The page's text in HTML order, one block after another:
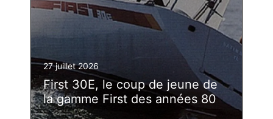
27 juillet 2026
First 30E, le coup de jeune de
la gamme First des années 80